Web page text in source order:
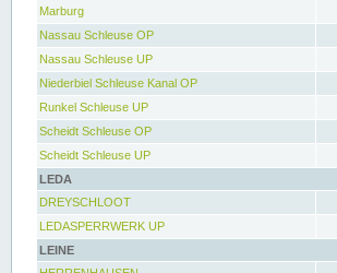
Marburg
Nassau Schleuse OP
Nassau Schleuse UP
Niederbiel Schleuse Kanal OP
Runkel Schleuse UP
Scheidt Schleuse OP
Scheidt Schleuse UP
LEDA
DREYSCHLOOT
LEDASPERRWERK UP
LEINE